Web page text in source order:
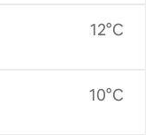
12°C
10°C